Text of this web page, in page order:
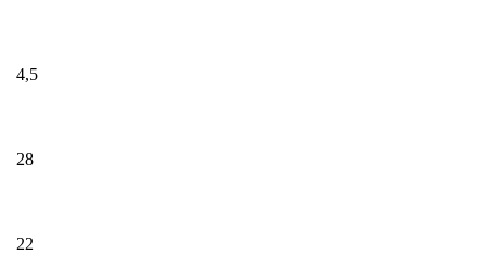
4,5
28
22